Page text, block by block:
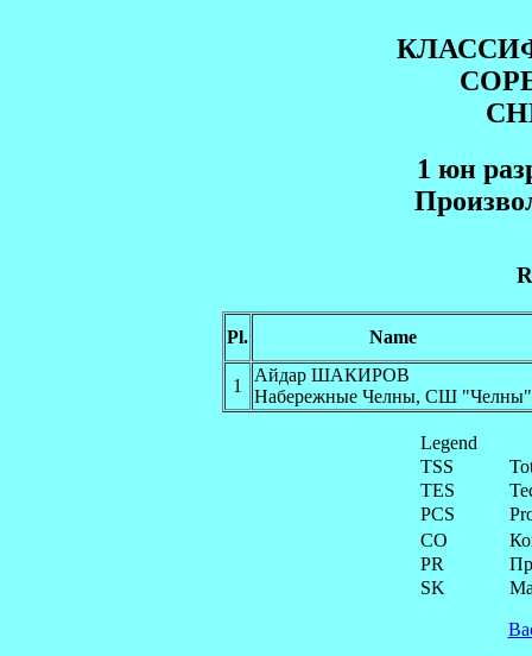
1 юн
Pl. Name
1
Айдар ШАКИРОВ
Набережные Челны, СШ "Челны"
Legend
TSS
TES
PCS
CO
PR
SK